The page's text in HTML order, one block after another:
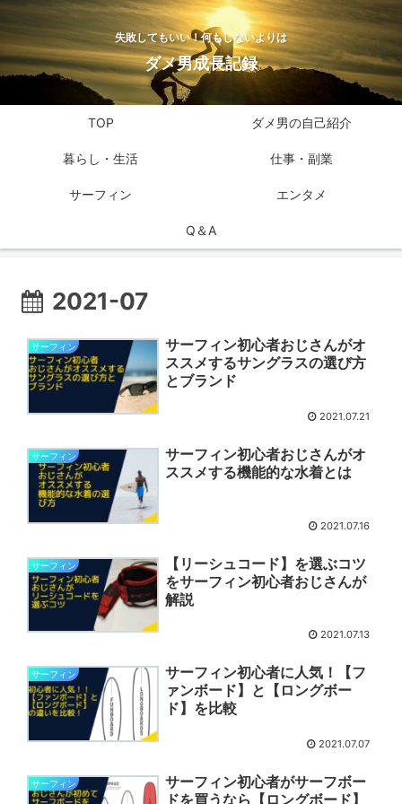
失敗してもいい！何もしないよりは
ダメ男成長記録
TOP ダメ男の自己紹介
暮らし・生活 仕事・副業
サーフィン エンタメ
Q＆A
2021-07
サーフィン
サーフィン初心者おじさんがオ
ススメするサングラスの選び方
とブランド
2021.07.21
サーフィン
サーフィン初心者おじさんがオ
ススメする機能的な水着とは
2021.07.16
サーフィン
【リーシュコード】を選ぶコツ
をサーフィン初心者おじさんが
解説
2021.07.13
サーフィン
サーフィン初心者に人気！【フ
ァンボード】と【ロングボー
ド】を比較
2021.07.07
サーフィン
サーフィン初心者がサーフボー
ドを買うなら【ロングボード】